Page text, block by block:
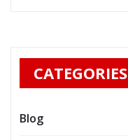
CATEGORIES
Blog